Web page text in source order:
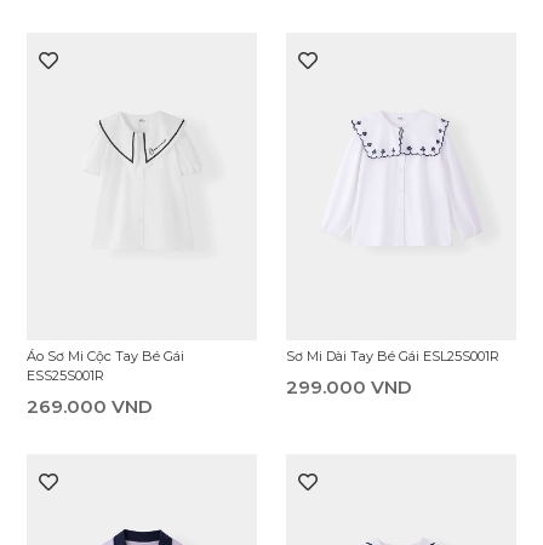
Áo Sơ Mi Cộc Tay Bé Gái
ESS25S001R
269.000 VND
Sơ Mi Dài Tay Bé Gái ESL25S001R
299.000 VND